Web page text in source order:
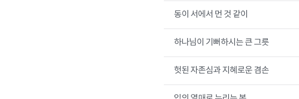
동이 서에서 먼 것 같이
하나님이 기뻐하시는 큰 그릇
헛된 자존심과 지혜로운 겸손